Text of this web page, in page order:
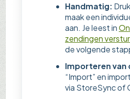
Handmatig:
maak een
aan. Je leest in
zendingen
de volgende
Importeren
“Import” en
via StoreSync of